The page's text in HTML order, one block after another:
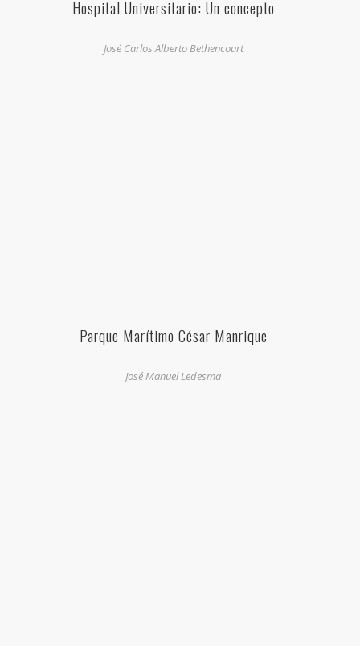
Hospital Universitario: Un concepto
José Carlos Alberto Bethencourt
Parque Marítimo César Manrique
José Manuel Ledesma